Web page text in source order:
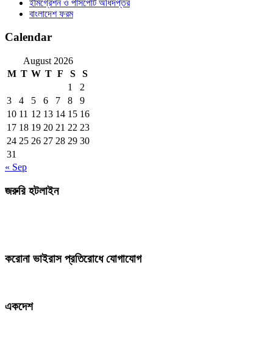
ইমিগ্রেশন ও পাসপোর্ট অধিদপ্তর
বাংলাদেশ ফরম
Calendar
August 2026
M T W T F S
S
1
2
3
4 5 6 7 8
9
10 11 12 13 14 15 16
17 18 19 20 21 22 23
24 25 26 27 28 29 30
31
« Sep
জরুরি হটলাইন
করোনা ভাইরাস প্রতিরোধে যোগাযোগ
একদেশ